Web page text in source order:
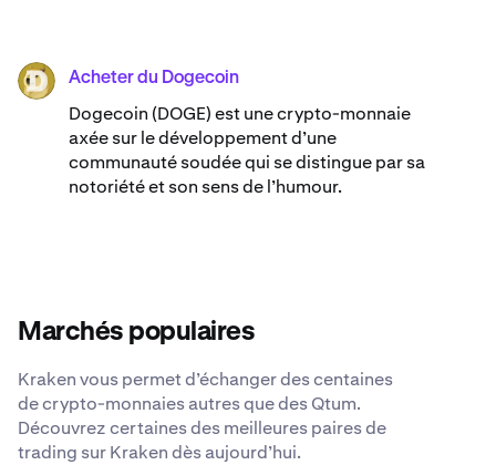
DOGE Acheter du Dogecoin
Dogecoin (DOGE) est une crypto-monnaie
axée sur le développement d’une
communauté soudée qui se distingue par sa
notoriété et son sens de l’humour.
Marchés populaires
Kraken vous permet d’échanger des centaines
de crypto-monnaies autres que des Qtum.
Découvrez certaines des meilleures paires de
trading sur Kraken dès aujourd’hui.